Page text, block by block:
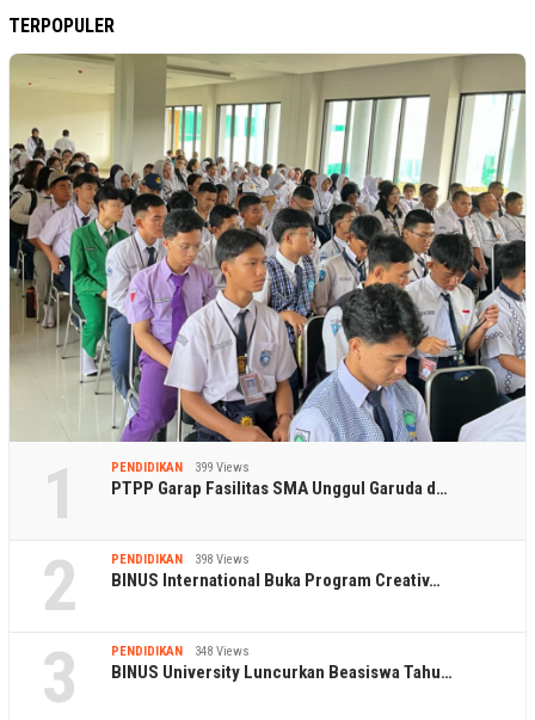
TERPOPULER
1 PENDIDIKAN 399 Views
PTPP Garap Fasilitas SMA Unggul Garuda d…
2 PENDIDIKAN 398 Views
BINUS International Buka Program Creativ…
3 PENDIDIKAN 348 Views
BINUS University Luncurkan Beasiswa Tahu…